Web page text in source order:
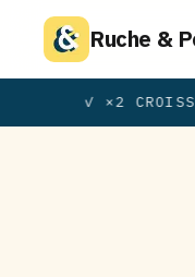
Ruche &
✓ ×2